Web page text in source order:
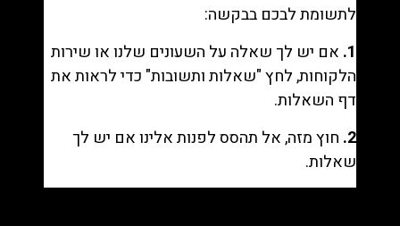
לתשומת לבכם בבקשה:
1. אם יש לך שאלה על השעונים שלנו או שירות
הלקוחות, לחץ "שאלות ותשובות" כדי לראות את
דף השאלות.
2. חוץ מזה, אל תהסס לפנות אלינו אם יש לך
שאלות.